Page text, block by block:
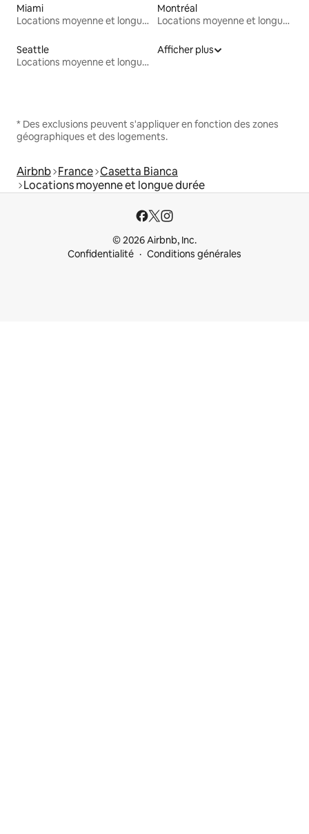
Miami
Locations moyenne et longue durée
Montréal
Locations moyenne et longue durée
Seattle
Locations moyenne et longue durée
Afficher plus
* Des exclusions peuvent s'appliquer en fonction des zones
géographiques et des logements.
Airbnb France Casetta Bianca
Locations moyenne et longue durée
© 2026 Airbnb, Inc.
Confidentialité
Conditions générales